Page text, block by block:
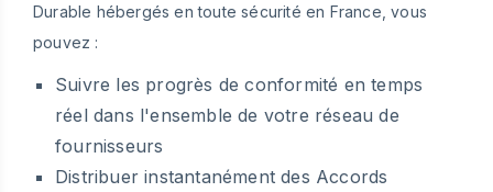
Durable hébergés en toute sécurité en France, vous
pouvez :
Suivre les progrès de conformité en temps
réel dans l'ensemble de votre réseau de
fournisseurs
Distribuer instantanément des Accords